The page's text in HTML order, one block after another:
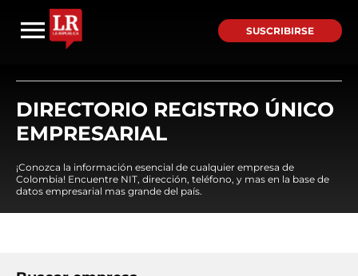
SUSCRIBIRSE
DIRECTORIO REGISTRO ÚNICO
EMPRESARIAL
¡Conozca la información esencial de cualquier empresa de
Colombia! Encuentre NIT, dirección, teléfono, y mas en la base de
datos empresarial mas grande del país.